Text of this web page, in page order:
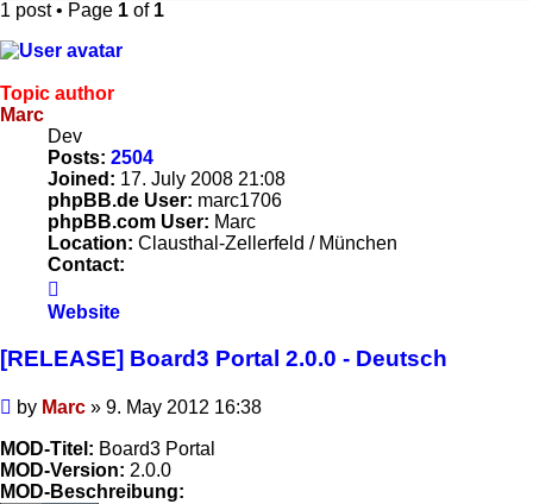
1 post • Page 1 of 1
Topic author
Marc
Dev
Posts: 2504
Joined: 17. July 2008 21:08
phpBB.de User: marc1706
phpBB.com User: Marc
Location: Clausthal-Zellerfeld / München
Contact:
Marc
Website
[RELEASE] Board3 Portal 2.0.0 - Deutsch
Post
by Marc » 9. May 2012 16:38
MOD-Titel: Board3 Portal
MOD-Version: 2.0.0
MOD-Beschreibung: